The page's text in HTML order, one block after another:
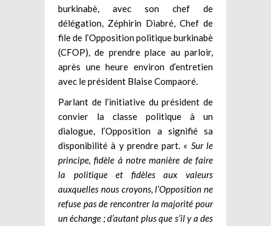
burkinabè, avec son chef de
délégation, Zéphirin Diabré, Chef de
file de l’Opposition politique burkinabè
(CFOP), de prendre place au parloir,
après une heure environ d’entretien
avec le président Blaise Compaoré.
Parlant de l’initiative du président de
convier la classe politique à un
dialogue, l’Opposition a signifié sa
disponibilité à y prendre part. « Sur le
principe, fidèle à notre manière de faire
la politique et fidèles aux valeurs
auxquelles nous croyons, l’Opposition ne
refuse pas de rencontrer la majorité pour
un échange ; d’autant plus que s’il y a des